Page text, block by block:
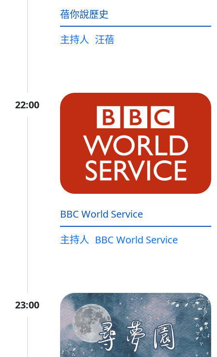
蓓你說歷史
主持人 汪蓓
22:00
BBC World Service
主持人 BBC World Service
23:00